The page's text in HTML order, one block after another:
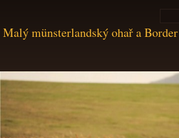
Malý münsterlandský ohař a